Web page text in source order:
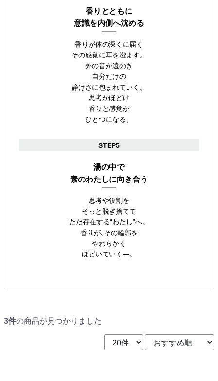
香りとともに
意識を内側へ沈める
香りが体の深くに届く
その感覚に耳を澄ます。
外の音が遠のき
自分だけの
静けさに包まれていく。
思考がほどけ
香りと感覚が
ひとつになる。
STEP5
湯の中で
素のわたしに向き合う
思考や役割を
そっと脱ぎ捨てて
ただ存在する“わたし”へ。
香りが､その輪郭を
やわらかく
ほどいていく—。
3件の商品が見つかりました